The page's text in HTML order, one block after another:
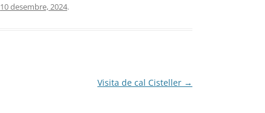
10 desembre, 2024.
Visita de cal Cisteller →